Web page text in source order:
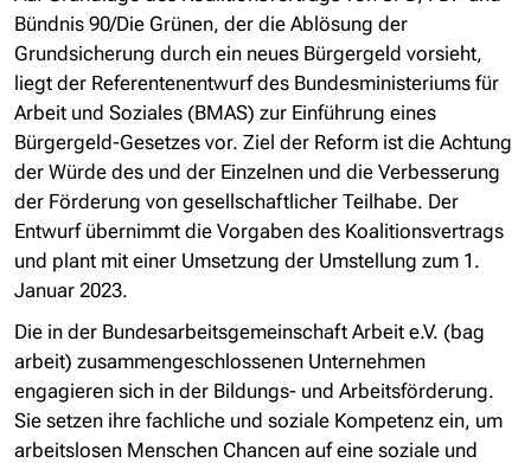
Bündnis 90/Die Grünen, der die Ablösung der
Grundsicherung durch ein neues Bürgergeld vorsieht,
liegt der Referentenentwurf des Bundesministeriums für
Arbeit und Soziales (BMAS) zur Einführung eines
Bürgergeld-Gesetzes vor. Ziel der Reform ist die Achtung
der Würde des und der Einzelnen und die Verbesserung
der Förderung von gesellschaftlicher Teilhabe. Der
Entwurf übernimmt die Vorgaben des Koalitionsvertrags
und plant mit einer Umsetzung der Umstellung zum 1.
Januar 2023.
Die in der Bundesarbeitsgemeinschaft Arbeit e.V. (bag
arbeit) zusammengeschlossenen Unternehmen
engagieren sich in der Bildungs- und Arbeitsförderung.
Sie setzen ihre fachliche und soziale Kompetenz ein, um
arbeitslosen Menschen Chancen auf eine soziale und